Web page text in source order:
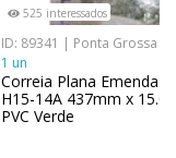
525 interessados
ID: 89341 | Ponta Grossa -
1 un
Correia Plana Emenda
H15-14A 437mm x
PVC Verde